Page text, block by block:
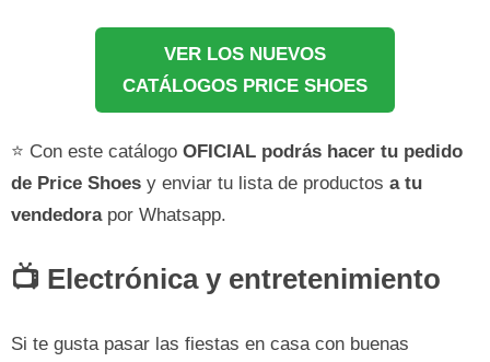
VER LOS NUEVOS
CATÁLOGOS PRICE SHOES
⭐ Con este catálogo OFICIAL podrás hacer tu pedido
de Price Shoes y enviar tu lista de productos a tu
vendedorapor Whatsapp.
📺 Electrónica y entretenimiento
Si te gusta pasar las fiestas en casa con buenas